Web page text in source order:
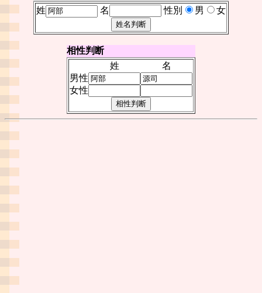
姓
名 性別 男 女
相性判断
姓
名
男性
女性